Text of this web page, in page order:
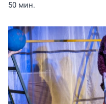
50 мин.